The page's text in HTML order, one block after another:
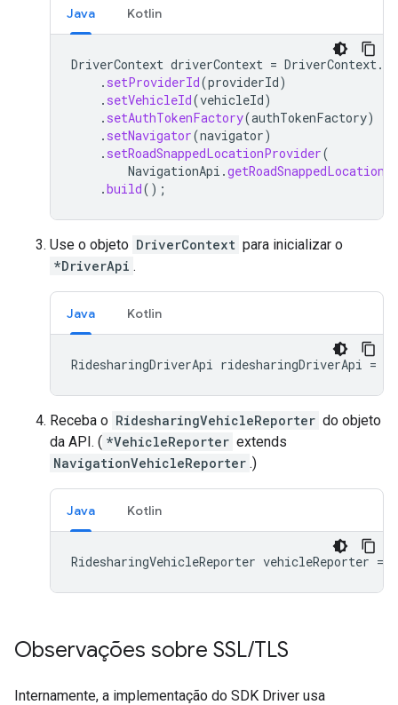
Java Kotlin
DriverContext driverContext = DriverContext.
. setProviderId(providerId)
. setVehicleId(vehicleId)
. setAuthTokenFactory(authTokenFactory)
. setNavigator(navigator)
. setRoadSnappedLocationProvider(
NavigationApi .
.build();
Use o objeto DriverContext para inicializar o
*DriverApi .
Java Kotlin
RidesharingDriverApi ridesharingDriverApi =
Receba o RidesharingVehicleReporter do objeto
da API. ( *VehicleReporter extends
NavigationVehicleReporter .)
Java Kotlin
RidesharingVehicleReporter vehicleReporter =
Observações sobre SSL/TLS
Internamente, a implementação do SDK Driver usa